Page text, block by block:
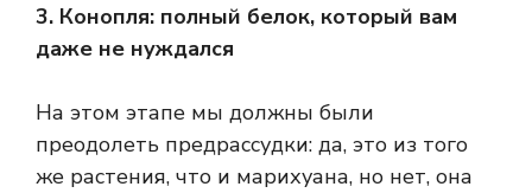
3. Конопля: полный белок, который вам
даже не нуждался
На этом этапе мы должны были
преодолеть предрассудки: да, это из того
же растения, что и марихуана, но нет, она